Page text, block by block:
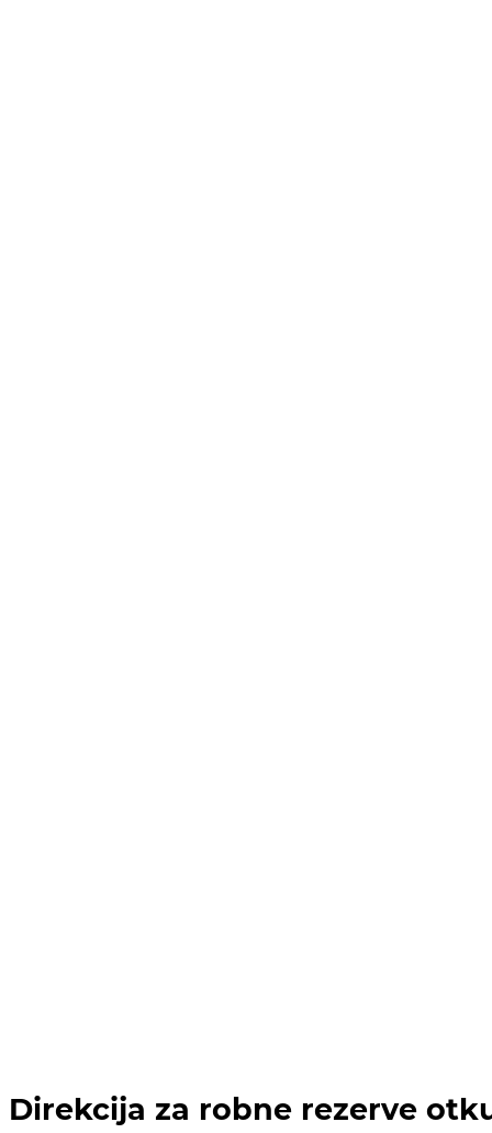
Direkcija za robne rezerve